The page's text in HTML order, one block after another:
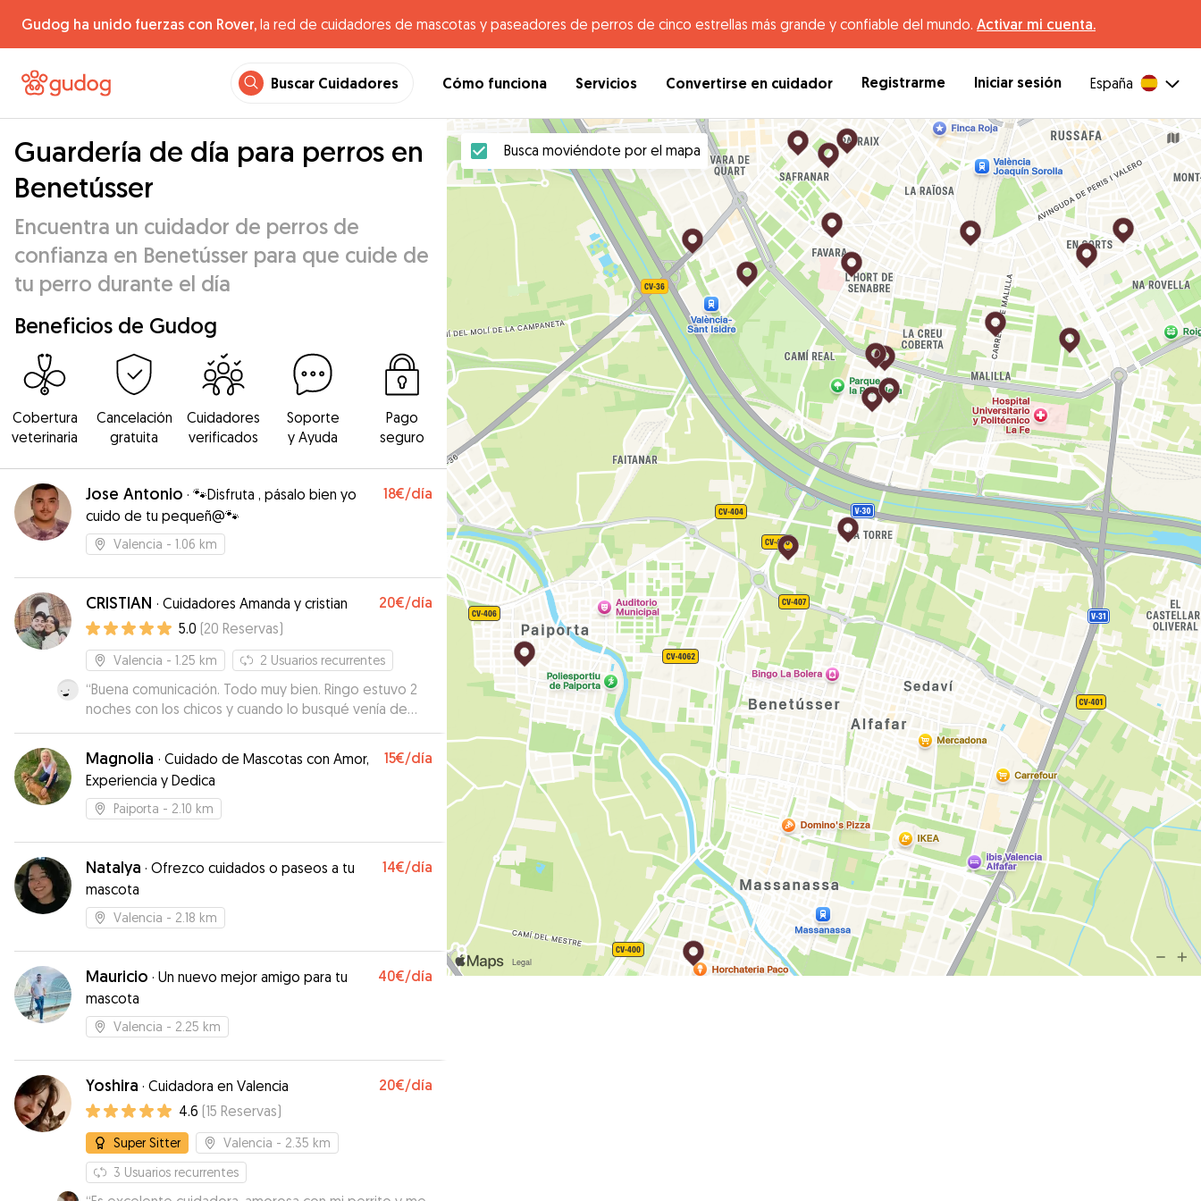
Gudog ha unido fuerzas con Rover, la red de cuidadores de mascotas y paseadores de perros de cinco estrellas más grande y confiable del mundo. Activar mi cuenta.
Buscar Cuidadores Cómo funciona Servicios Convertirse en cuidador Registrarme Iniciar sesión España
Guardería de día para perros en
Benetússer
Encuentra un cuidador de perros de
confianza en Benetússer para que cuide de
tu perro durante el día
Beneficios de Gudog
Cobertura
veterinaria
Cancelación
gratuita
Cuidadores
verificados
Soporte
y Ayuda
Pago
seguro
Jose Antonio · 🐾Disfruta , pásalo bien yo
cuido de tu pequeñ@🐾
18€/día
Valencia - 1.06 km
CRISTIAN · Cuidadores Amanda y cristian 20€/día
5.0 (20 Reservas)
Valencia - 1.25 km 2 Usuarios recurrentes
“Buena comunicación. Todo muy bien. Ringo estuvo 2
noches con los chicos y cuando lo busqué venía de
pasear, se lo veía feliz, muy tranquilo. Además mandan
fotos y vídeos lo cual siempre se agradece!
Magnolia · Cuidado de Mascotas con Amor,
Experiencia y Dedica
15€/día
Paiporta - 2.10 km
Natalya · Ofrezco cuidados o paseos a tu
mascota
14€/día
Valencia - 2.18 km
Mauricio · Un nuevo mejor amigo para tu
mascota
40€/día
Valencia - 2.25 km
Yoshira · Cuidadora en Valencia 20€/día
4.6 (15 Reservas)
Super Sitter Valencia - 2.35 km
3 Usuarios recurrentes
Busca moviéndote por el mapa